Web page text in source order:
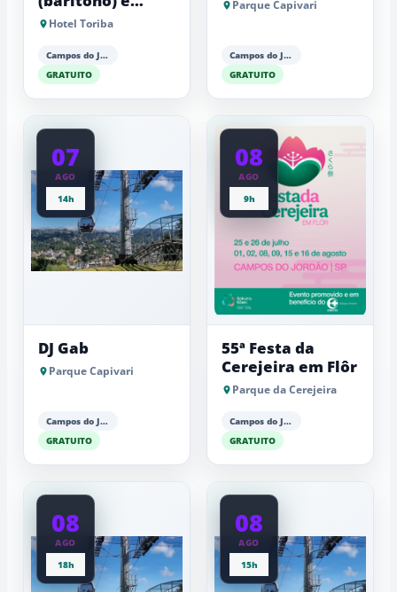
Antonio Luiz
Hotel Toriba
Campos do Jordão
GRATUITO
Parque Capivari
Campos do Jordão
GRATUITO
07
AGO
14h
DJ Gab
Parque Capivari
Campos do Jordão
GRATUITO
08
AGO
9h
55ª Festa da
Cerejeira em Flôr
Parque da Cerejeira
Campos do Jordão
GRATUITO
08
AGO
18h
08
AGO
15h